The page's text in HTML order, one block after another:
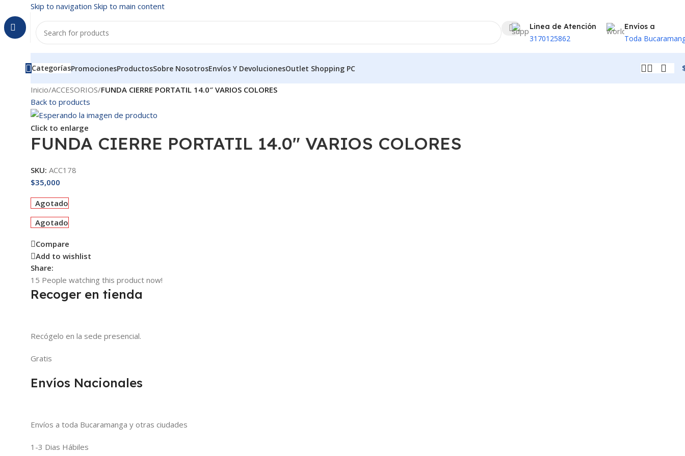
Skip to navigation Skip to main content
Linea de Atención
3170125862
Envíos a
Toda
CategoríasPromocionesProductosSobre NosotrosEnvíos Y DevolucionesOutlet Shopping PC
Inicio/ACCESORIOS/FUNDA CIERRE PORTATIL 14.0″ VARIOS COLORES
Back to products
Click to enlarge
FUNDA CIERRE PORTATIL 14.0″ VARIOS COLORES
SKU: ACC178
$35,000
Agotado
Agotado
Compare
Add to wishlist
Share:
15 People watching this product now!
Recoger en tienda
Recógelo en la sede presencial.
Gratis
Envíos Nacionales
Envíos a toda Bucaramanga y otras ciudades
1-3 Dias Hábiles